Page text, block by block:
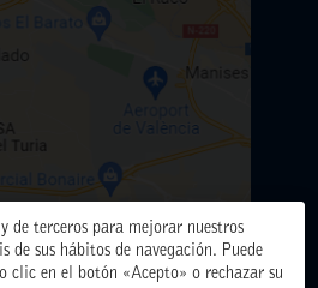
de terceros para mejorar nuestros
de sus hábitos de navegación. Puede
clic en el botón «Acepto» o rechazar su